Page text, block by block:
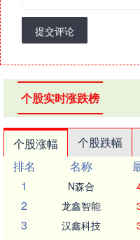
提交评论
个股实时涨跌榜
个股涨幅 个股跌幅
排名
名称
1
N森合
2 龙鑫智能
3 汉鑫科技